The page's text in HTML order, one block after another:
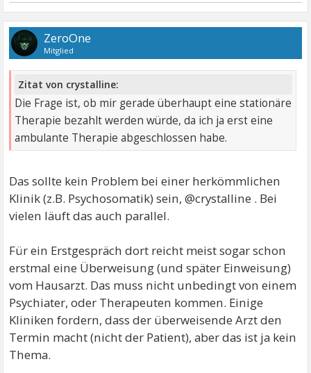
ZeroOne
Mitglied
Zitat von crystalline:
Die Frage ist, ob mir gerade überhaupt eine stationäre
Therapie bezahlt werden würde, da ich ja erst eine
ambulante Therapie abgeschlossen habe.
Das sollte kein Problem bei einer herkömmlichen
Klinik (z.B. Psychosomatik) sein, @crystalline . Bei
vielen läuft das auch parallel.
Für ein Erstgespräch dort reicht meist sogar schon
erstmal eine Überweisung (und später Einweisung)
vom Hausarzt. Das muss nicht unbedingt von einem
Psychiater, oder Therapeuten kommen. Einige
Kliniken fordern, dass der überweisende Arzt den
Termin macht (nicht der Patient), aber das ist ja kein
Thema.